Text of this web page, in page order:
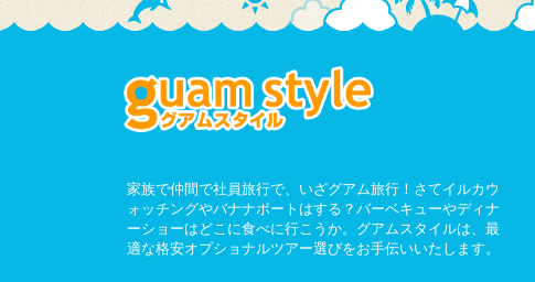
家族で仲間で社員旅行で、いざグアム旅行！さてイルカウ
ォッチングやバナナボートはする？バーベキューやディナ
ーショーはどこに食べに行こうか。グアムスタイルは、最
適な格安オプショナルツアー選びをお手伝いいたします。